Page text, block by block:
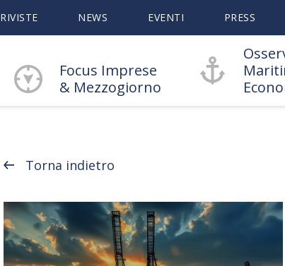
RIVISTE NEWS EVENTI PRESS
Focus Imprese
& Mezzogiorno
Torna indietro